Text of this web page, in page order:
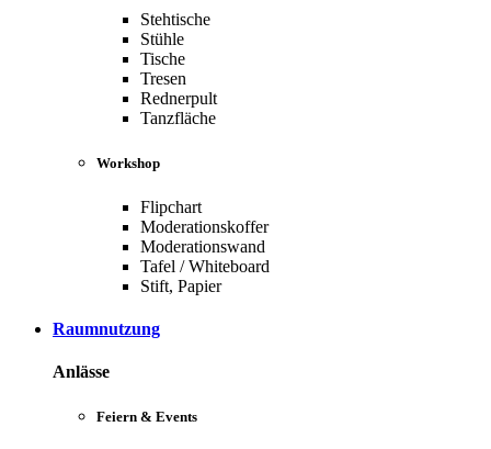
Stehtische
Stühle
Tische
Tresen
Rednerpult
Tanzfläche
Workshop
Flipchart
Moderationskoffer
Moderationswand
Tafel / Whiteboard
Stift, Papier
Raumnutzung
Anlässe
Feiern & Events